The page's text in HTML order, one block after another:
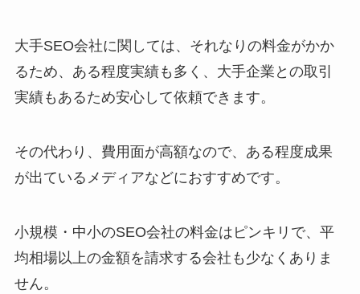
大手SEO会社に関しては、それなりの料金がかか
るため、ある程度実績も多く、大手企業との取引
実績もあるため安心して依頼できます。
その代わり、費用面が高額なので、ある程度成果
が出ているメディアなどにおすすめです。
小規模・中小のSEO会社の料金はピンキリで、平
均相場以上の金額を請求する会社も少なくありま
せん。